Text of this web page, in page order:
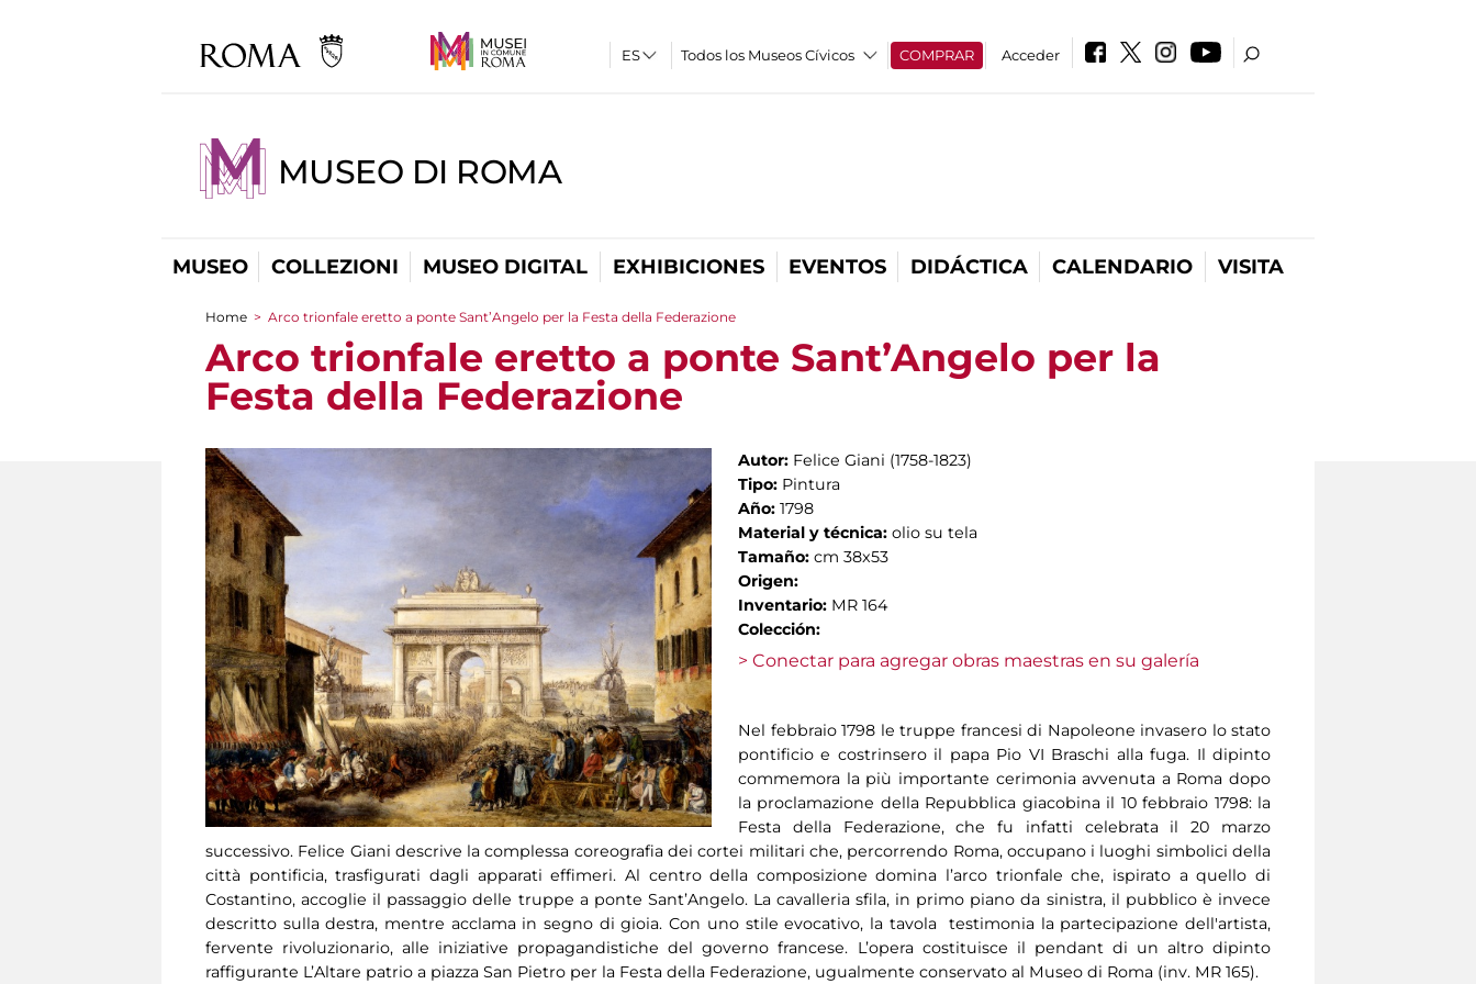
Todos los Museos Cívicos COMPRAR Acceder
MUSEO DI ROMA
MUSEO COLLEZIONI MUSEO DIGITAL EXHIBICIONES EVENTOS DIDÁCTICA CALENDARIO VISITA
You are here
Home > Arco trionfale eretto a ponte Sant’Angelo per la Festa della Federazione
Arco trionfale eretto a ponte Sant’Angelo per la
Festa della Federazione
Autor: Felice Giani (1758-1823)
Tipo: Pintura
Año: 1798
Material y técnica: olio su tela
Tamaño: cm 38x53
Origen:
Inventario: MR 164
Colección:
> Conectar para agregar obras maestras en su galería
Nel febbraio 1798 le truppe francesi di Napoleone invasero lo stato
pontificio e costrinsero il papa Pio VI Braschi alla fuga. Il dipinto
commemora la più importante cerimonia avvenuta a Roma dopo
la proclamazione della Repubblica giacobina il 10 febbraio 1798: la
Festa della Federazione, che fu infatti celebrata il 20 marzo
successivo. Felice Giani descrive la complessa coreografia dei cortei militari che, percorrendo Roma, occupano i luoghi simbolici della
città pontificia, trasfigurati dagli apparati effimeri. Al centro della composizione domina l’arco trionfale che, ispirato a quello di
Costantino, accoglie il passaggio delle truppe a ponte Sant’Angelo. La cavalleria sfila, in primo piano da sinistra, il pubblico è invece
descritto sulla destra, mentre acclama in segno di gioia. Con uno stile evocativo, la tavola testimonia la partecipazione dell'artista,
fervente rivoluzionario, alle iniziative propagandistiche del governo francese. L’opera costituisce il pendant di un altro dipinto
raffigurante L’Altare patrio a piazza San Pietro per la Festa della Federazione, ugualmente conservato al Museo di Roma (inv. MR 165).